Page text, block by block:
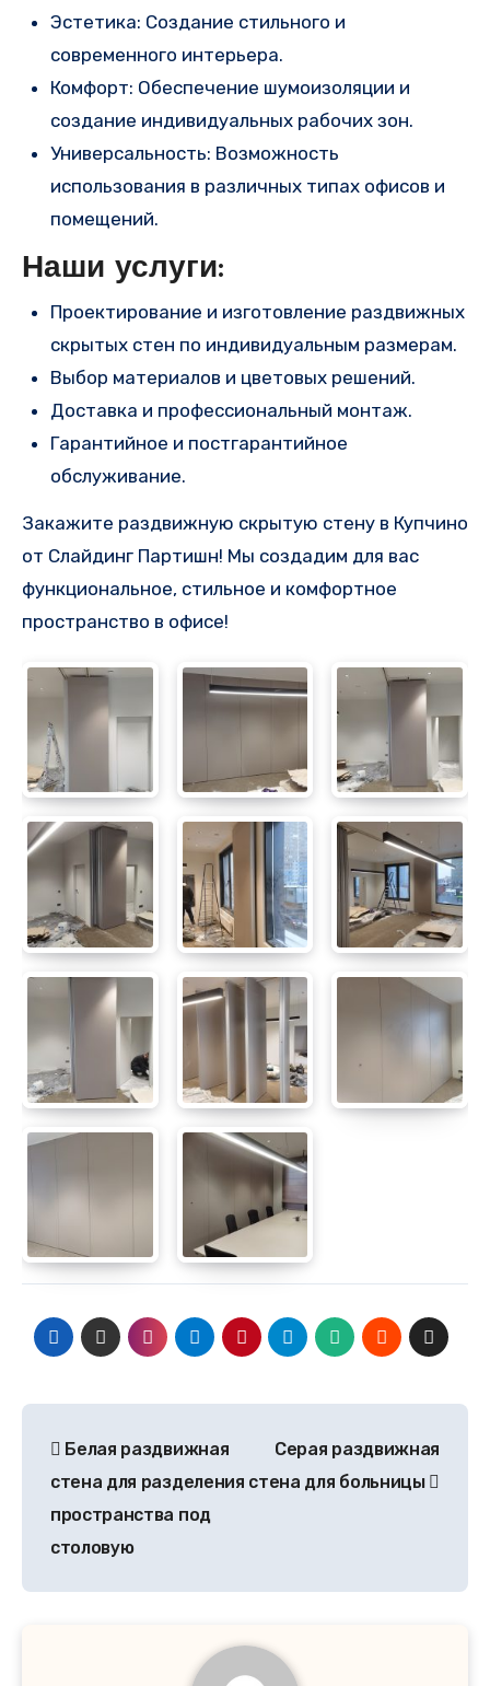
Эстетика: Создание стильного и
современного интерьера.
Комфорт: Обеспечение шумоизоляции и
создание индивидуальных рабочих зон.
Универсальность: Возможность
использования в различных типах офисов и
помещений.
Наши услуги:
Проектирование и изготовление раздвижных
скрытых стен по индивидуальным размерам.
Выбор материалов и цветовых решений.
Доставка и профессиональный монтаж.
Гарантийное и постгарантийное
обслуживание.
Закажите раздвижную скрытую стену в Купчино
от Слайдинг Партишн! Мы создадим для вас
функциональное, стильное и комфортное
пространство в офисе!
Белая раздвижная
стена для разделения
пространства под
столовую
Серая раздвижная
стена для больницы